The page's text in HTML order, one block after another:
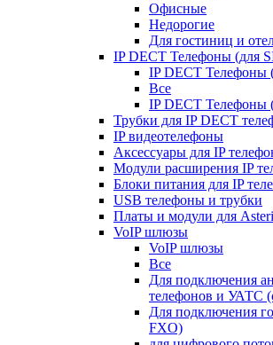
Офисные
Недорогие
Для гостиниц и
IP DECT Телефоны (для
IP DECT Телефоны
Все
IP DECT Телефоны
Трубки для IP DECT
IP видеотелефоны
Аксессуары для IP
Модули расширения IP
Блоки питания для IP
USB телефоны и трубки
Платы и модули для
VoIP шлюзы
VoIP шлюзы
Все
Для подключения
телефонов и УАТС
Для подключения
FXO)